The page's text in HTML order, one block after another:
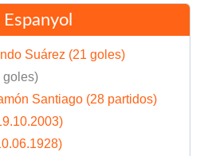
Suárez (21 goles)
goles)
Santiago (28 partidos)